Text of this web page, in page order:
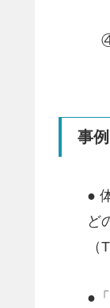
④
事
●
ど
●